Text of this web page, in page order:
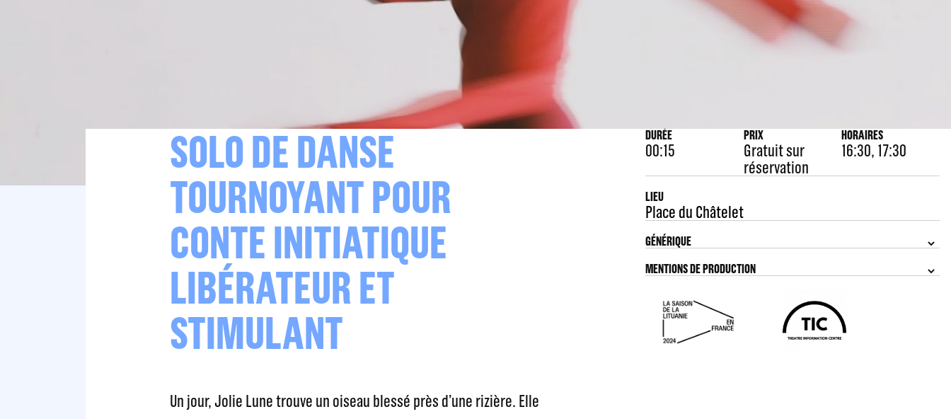
SOLO DE DANSE
TOURNOYANT POUR
CONTE INITIATIQUE
LIBÉRATEUR ET
STIMULANT
Un jour, Jolie Lune trouve un oiseau blessé près d’une rizière. Elle
DURÉE
00:15
PRIX
Gratuit sur
réservation
HORAIRES
16:30, 17:30
LIEU
Place du Châtelet
GÉNÉRIQUE
MENTIONS DE PRODUCTION